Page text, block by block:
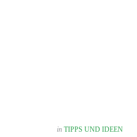
inTIPPS UND IDEEN